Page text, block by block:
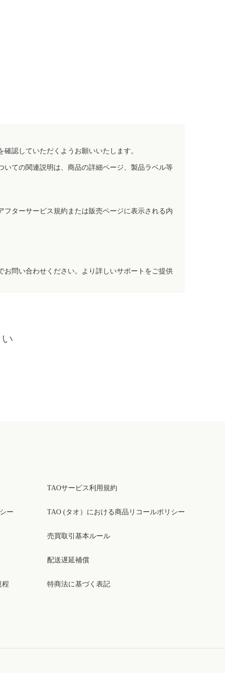
認していただくようお願いいたします。
ての関連説明は、商品の詳細ページ、製品ラベル等
ターサービス規約または販売ページに表示される内
問い合わせください。より詳しいサポートをご提供
ー
程
TAOサービス利用規約
TAO (タオ）における商品リコールポリシー
売買取引基本ルール
配送遅延補償
特商法に基づく表記